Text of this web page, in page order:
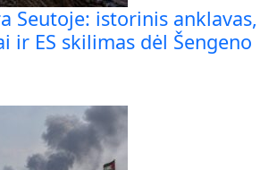
Seutoje: istorinis anklavas,
ir ES skilimas dėl Šengeno